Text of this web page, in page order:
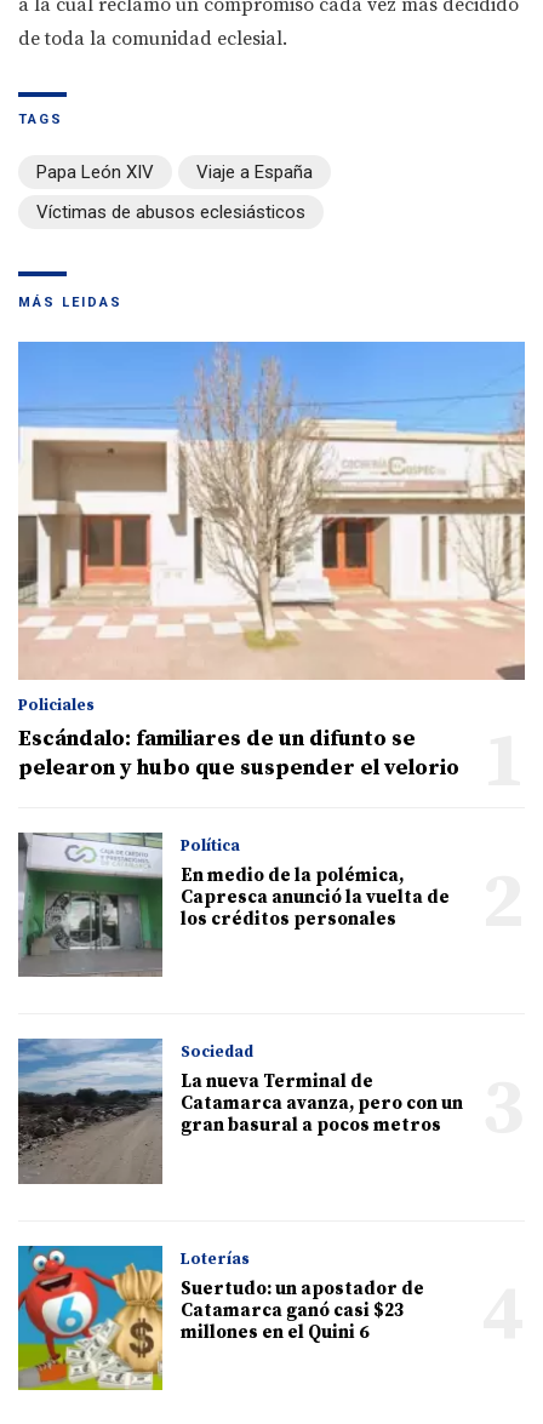
a la cual reclamó un compromiso cada vez más decidido
de toda la comunidad eclesial.
TAGS
Papa León XIV
Viaje a España
Víctimas de abusos eclesiásticos
MÁS LEIDAS
Policiales
Escándalo: familiares de un difunto se
pelearon y hubo que suspender el velorio
Política
En medio de la polémica,
Capresca anunció la vuelta de
los créditos personales
Sociedad
La nueva Terminal de
Catamarca avanza, pero con un
gran basural a pocos metros
Loterías
Suertudo: un apostador de
Catamarca ganó casi $23
millones en el Quini 6